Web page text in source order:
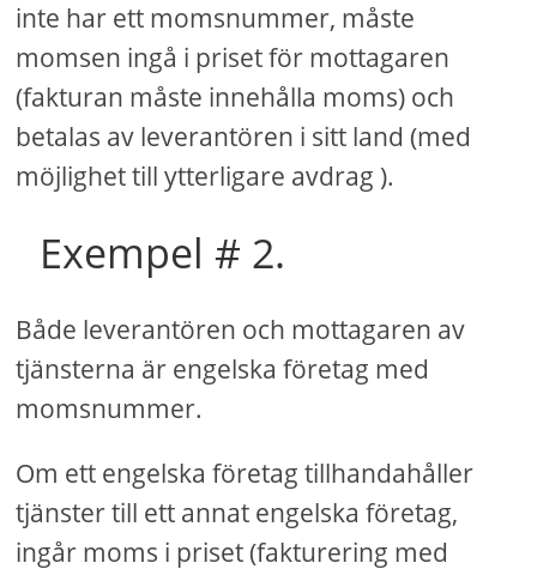
inte har ett momsnummer, måste
momsen ingå i priset för mottagaren
(fakturan måste innehålla moms) och
betalas av leverantören i sitt land (med
möjlighet till ytterligare avdrag ).
Exempel # 2.
Både leverantören och mottagaren av
tjänsterna är engelska företag med
momsnummer.
Om ett engelska företag tillhandahåller
tjänster till ett annat engelska företag,
ingår moms i priset (fakturering med